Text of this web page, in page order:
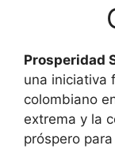
Prosperidad
una iniciativa
colombiano
extrema y la
próspero